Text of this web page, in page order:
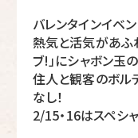
バレンタインイベ
熱気と活気があふ
ブ!」にシャボン
住人と観客のボル
なし！
2/15・16はスペシ